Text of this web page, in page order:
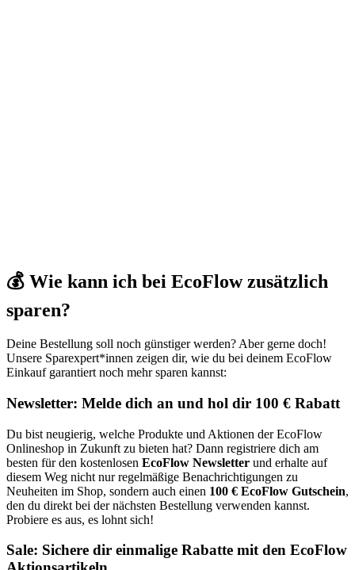
💰 Wie kann ich bei EcoFlow zusätzlich
sparen?
Deine Bestellung soll noch günstiger werden? Aber gerne doch!
Unsere Sparexpert*innen zeigen dir, wie du bei deinem EcoFlow
Einkauf garantiert noch mehr sparen kannst:
Newsletter: Melde dich an und hol dir 100 € Rabatt
Du bist neugierig, welche Produkte und Aktionen der EcoFlow
Onlineshop in Zukunft zu bieten hat? Dann registriere dich am
besten für den kostenlosen EcoFlow Newsletter und erhalte auf
diesem Weg nicht nur regelmäßige Benachrichtigungen zu
Neuheiten im Shop, sondern auch einen 100 € EcoFlow Gutschein,
den du direkt bei der nächsten Bestellung verwenden kannst.
Probiere es aus, es lohnt sich!
Sale: Sichere dir einmalige Rabatte mit den EcoFlow